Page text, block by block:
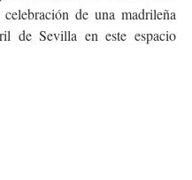
de una madrileña
de Sevilla en este espacio